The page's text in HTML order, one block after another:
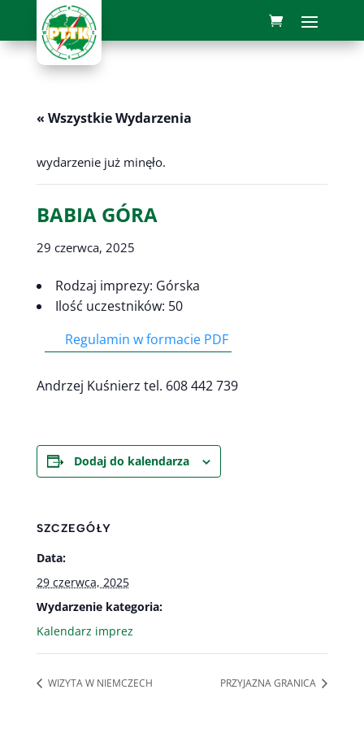
« Wszystkie Wydarzenia
wydarzenie już minęło.
BABIA GÓRA
29 czerwca, 2025
Rodzaj imprezy: Górska
Ilość uczestników: 50
Regulamin w formacie PDF
Andrzej Kuśnierz tel. 608 442 739
Dodaj do kalendarza
SZCZEGÓŁY
Data:
29 czerwca, 2025
Wydarzenie kategoria:
Kalendarz imprez
WIZYTA W NIEMCZECH PRZYJAZNA GRANICA